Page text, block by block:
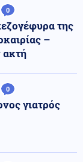
0
της
–
ακτή
0
γιατρός